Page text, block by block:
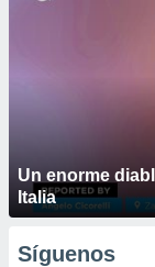
Un enorme
Italia
Síguenos